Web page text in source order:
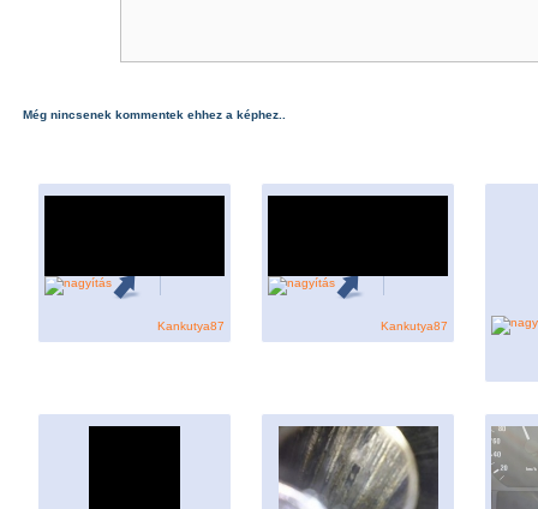
Még nincsenek kommentek ehhez a képhez..
Kankutya87 Kankutya87